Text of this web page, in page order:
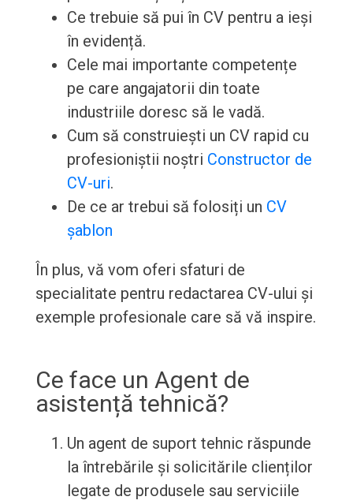
Ce trebuie să pui în CV pentru a ieși
în evidență.
Cele mai importante competențe
pe care angajatorii din toate
industriile doresc să le vadă.
Cum să construiești un CV rapid cu
profesioniștii noștri Constructor de
CV-uri.
De ce ar trebui să folosiți un CV
șablon
În plus, vă vom oferi sfaturi de
specialitate pentru redactarea CV-ului și
exemple profesionale care să vă inspire.
Ce face un Agent de
asistență tehnică?
Un agent de suport tehnic răspunde
la întrebările și solicitările clienților
legate de produsele sau serviciile